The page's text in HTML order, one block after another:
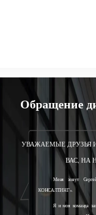
Обращение
УВАЖАЕМЫЕ ДРУЗЬЯ
ВАС, НА
Меня зовут
КОНСАЛТИНГ».
Я и моя команда